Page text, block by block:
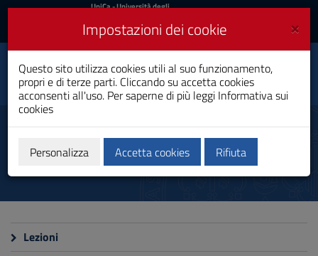
Vai
al
navigazione
sito
al
Footer
UniCa
Accedi
UniCa- Università degli
Accedi UniCA News
Toggle
navigation
Scienze Politiche
Laurea
Calendari e orari
Lezioni
×
Impostazioni dei cookie
Questo sito utilizza cookies utili al suo funzionamento,
propri e di terze parti. Cliccando su accetta cookies
acconsenti all'uso. Per saperne di più leggi Informativa sui
cookies
Personalizza Accetta cookies Rifiuta